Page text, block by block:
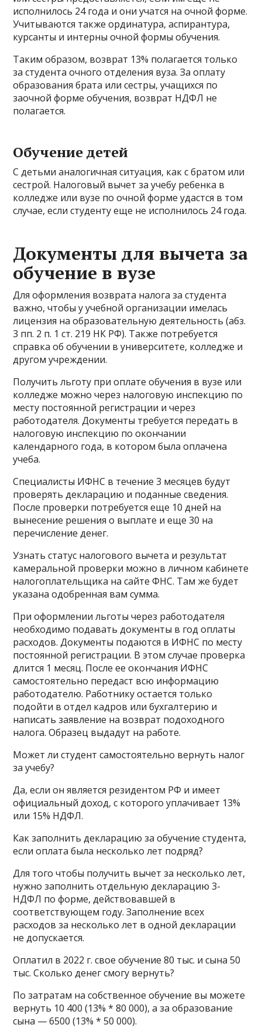
исполнилось 24 года и они учатся на очной форме.
Учитываются также ординатура, аспирантура,
курсанты и интерны очной формы обучения.
Таким образом, возврат 13% полагается только
за студента очного отделения вуза. За оплату
образования брата или сестры, учащихся по
заочной форме обучения, возврат НДФЛ не
полагается.
Обучение детей
С детьми аналогичная ситуация, как с братом или
сестрой. Налоговый вычет за учебу ребенка в
колледже или вузе по очной форме удастся в том
случае, если студенту еще не исполнилось 24 года.
Документы для вычета за
обучение в вузе
Для оформления возврата налога за студента
важно, чтобы у учебной организации имелась
лицензия на образовательную деятельность (абз.
3 пп. 2 п. 1 ст. 219 НК РФ). Также потребуется
справка об обучении в университете, колледже и
другом учреждении.
Получить льготу при оплате обучения в вузе или
колледже можно через налоговую инспекцию по
месту постоянной регистрации и через
работодателя. Документы требуется передать в
налоговую инспекцию по окончании
календарного года, в котором была оплачена
учеба.
Специалисты ИФНС в течение 3 месяцев будут
проверять декларацию и поданные сведения.
После проверки потребуется еще 10 дней на
вынесение решения о выплате и еще 30 на
перечисление денег.
Узнать статус налогового вычета и результат
камеральной проверки можно в личном кабинете
налогоплательщика на сайте ФНС. Там же будет
указана одобренная вам сумма.
При оформлении льготы через работодателя
необходимо подавать документы в год оплаты
расходов. Документы подаются в ИФНС по месту
постоянной регистрации. В этом случае проверка
длится 1 месяц. После ее окончания ИФНС
самостоятельно передаст всю информацию
работодателю. Работнику остается только
подойти в отдел кадров или бухгалтерию и
написать заявление на возврат подоходного
налога. Образец выдадут на работе.
Может ли студент самостоятельно вернуть налог
за учебу?
Да, если он является резидентом РФ и имеет
официальный доход, с которого уплачивает 13%
или 15% НДФЛ.
Как заполнить декларацию за обучение студента,
если оплата была несколько лет подряд?
Для того чтобы получить вычет за несколько лет,
нужно заполнить отдельную декларацию 3-
НДФЛ по форме, действовавшей в
соответствующем году. Заполнение всех
расходов за несколько лет в одной декларации
не допускается.
Оплатил в 2022 г. свое обучение 80 тыс. и сына 50
тыс. Сколько денег смогу вернуть?
По затратам на собственное обучение вы можете
вернуть 10 400 (13% * 80 000), а за образование
сына — 6500 (13% * 50 000).